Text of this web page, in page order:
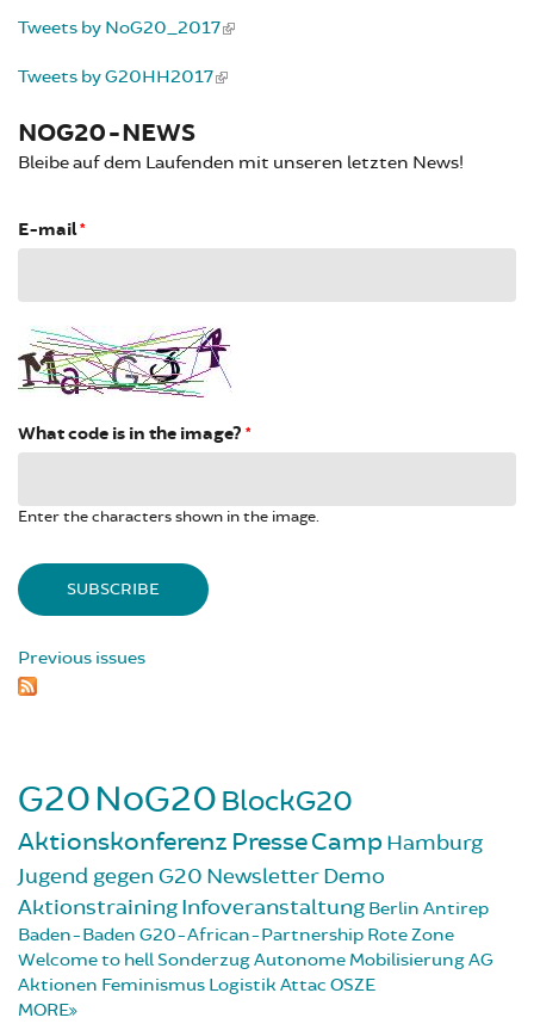
Tweets by NoG20_2017
Tweets by G20HH2017
NOG20-NEWS
Bleibe auf dem Laufenden mit unseren letzten News!
E-mail*
What code is in the image? *
Enter the characters shown in the image.
Previous issues
G20NoG20 BlockG20
Aktionskonferenz PresseCampHamburg
Jugend gegen G20 NewsletterDemo
AktionstrainingInfoveranstaltung Berlin Antirep
Baden-Baden G20-African-Partnership Rote Zone
Welcome to hellSonderzugAutonome MobilisierungAG
Aktionen Feminismus Logistik Attac OSZE
MORE